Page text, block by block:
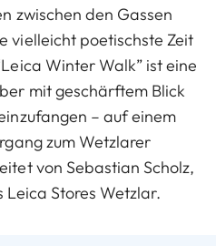
zwischen den Gassen
vielleicht poetischste Zeit
Winter Walk” ist eine
mit geschärftem Blick
– auf einem
zum Wetzlarer
von Sebastian Scholz,
Leica Stores Wetzlar.